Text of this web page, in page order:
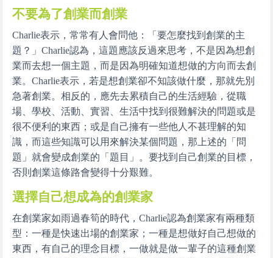
不要為了創業而創業
Charlie表示，常常有人會問他：「要怎麼找到創業的主
題？」Charlie認為，這題應該反過來思考，不是因為想創
業而去想一個主題，而是因為明確知道想做的方向而去創
業。Charlie表示，若是想創業卻不知該做什麼，那就先別
急著創業。相反的，應先去累積自己的生活經驗，從職
場、學校、活動、實習、生活中找到很難解決的問題或是
很不便利的東西；或是自己擁有一些他人不甚理解的知
識，而這些知識可以用來解決某個問題，那上述的「問
題」就會變成創業的「題目」。要找到自己創業的目標，
否則創業這條路會變得十分艱難。
選擇自己想成為的創業家
在創業家如雨過春筍的時代，Charlie認為創業家有兩種類
型：一種是快速出場的創業家；一種是想做好自己想做的
東西，有自己的理念目標，一做就是做一輩子的這種創業